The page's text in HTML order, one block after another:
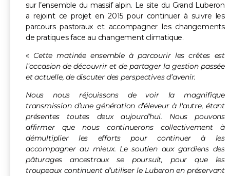
sur l’ensemble du massif alpin. Le site du Grand Luberon
a rejoint ce projet en 2015 pour continuer à suivre les
parcours pastoraux et accompagner les changements
de pratiques face au changement climatique.
« Cette matinée ensemble à parcourir les crêtes est
l’occasion de découvrir et de partager la gestion passée
et actuelle, de discuter des perspectives d’avenir.
Nous nous réjouissons de voir la magnifique
transmission d’une génération d’éleveur à l‘autre, étant
présentes toutes deux aujourd’hui. Nous pouvons
affirmer que nous continuerons collectivement à
démultiplier les efforts pour continuer à les
accompagner au mieux. Le soutien aux gardiens des
pâturages ancestraux se poursuit, pour que les
troupeaux continuent d’utiliser le Luberon en préservant